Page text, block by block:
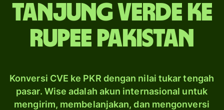
Tanjung Verde ke
rupee Pakistan
Konversi CVE ke PKR dengan nilai tukar tengah
pasar. Wise adalah akun internasional untuk
mengirim, membelanjakan, dan mengonversi